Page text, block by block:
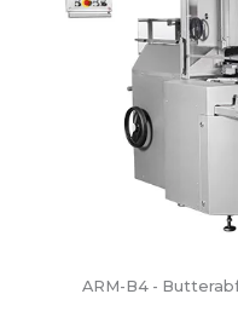
ARM-B4 -